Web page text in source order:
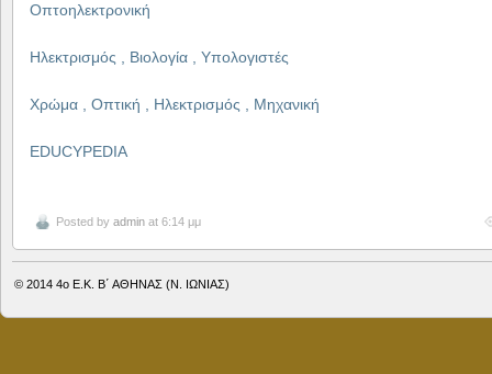
Οπτοηλεκτρονική
Ηλεκτρισμός , Βιολογία , Υπολογιστές
Χρώμα , Οπτική , Ηλεκτρισμός , Μηχανική
EDUCYPEDIA
Posted by admin at 6:14 μμ
© 2014 4ο Ε.Κ. Β΄ ΑΘΗΝΑΣ (Ν. ΙΩΝΙΑΣ)